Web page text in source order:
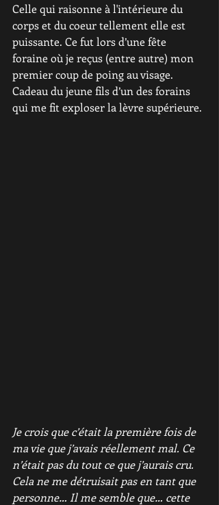
Celle qui raisonne à l'intérieure du
corps et du coeur tellement elle est
puissante. Ce fut lors d’une fête
foraine où je reçus (entre autre) mon
premier coup de poing au visage.
Cadeau du jeune fils d’un des forains
qui me fit exploser la lèvre supérieure.
Je crois que c’était la première fois de
ma vie que j’avais réellement mal. Ce
n’était pas du tout ce que j’aurais cru.
Cela ne me détruisait pas en tant que
personne… Il me semble que… cette